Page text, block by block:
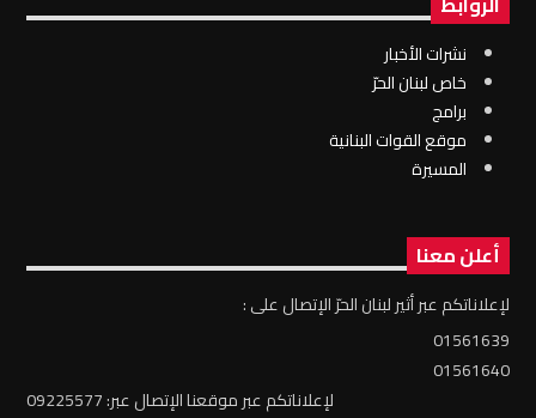
نشرات الأخبار
خاص لبنان الحرّ
برامج
موقع القوات البنانية
المسيرة
أعلن معنا
لإعلاناتكم عبر أثير لبنان الحرّ الإتصال على :
01561639
01561640
لإعلاناتكم عبر موقعنا الإتصال عبر: 09225577